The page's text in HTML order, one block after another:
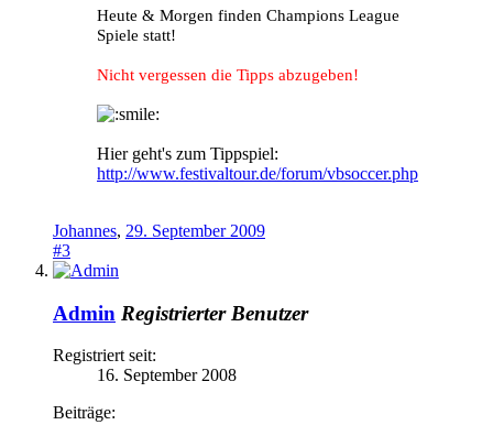
Heute & Morgen finden Champions League
Spiele statt!
Nicht vergessen die Tipps abzugeben!
Hier geht's zum Tippspiel:
http://www.festivaltour.de/forum/vbsoccer.php
Johannes, 29. September 2009
#3
Admin Registrierter Benutzer
Registriert seit:
16. September 2008
Beiträge: